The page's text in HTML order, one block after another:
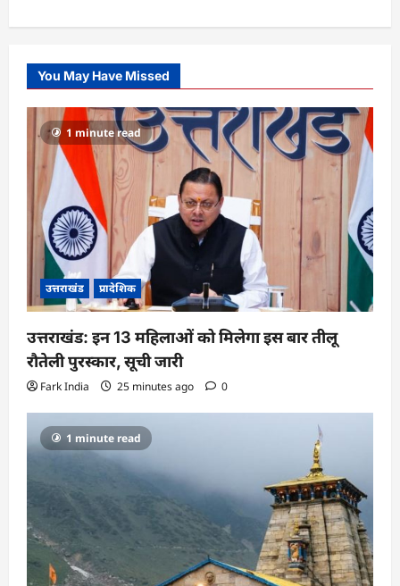
You May Have Missed
1 minute read
उत्तराखंड प्रादेशिक
उत्तराखंड: इन 13 महिलाओं को मिलेगा इस बार तीलू
रौतेली पुरस्कार, सूची जारी
Fark India 25 minutes ago 0
1 minute read